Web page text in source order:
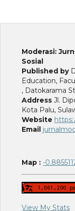
Moderasi:
Sosial
Published by
Education,
, Datokarama
Address Jl.
Kota Palu,
Website
Email
Map : -
View My Stats